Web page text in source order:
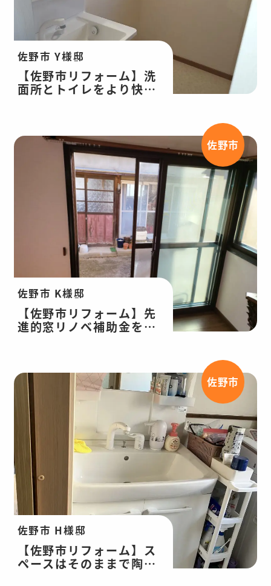
佐野市 Y様邸
【佐野市リフォーム】洗
面所とトイレをより快適
佐野市
佐野市 K様邸
【佐野市リフォーム】先
進的窓リノベ補助金を活
佐野市
佐野市 H様邸
【佐野市リフォーム】ス
ペースはそのままで陶器